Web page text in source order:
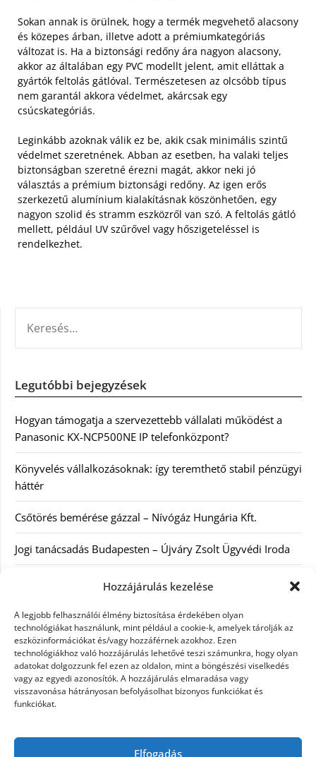
Hozzájárulás kezelése
A legjobb felhasználói élmény biztosítása érdekében olyan
technológiákat használunk, mint például a cookie-k, amelyek tárolják az
eszközinformációkat és/vagy hozzáférnek azokhoz. Ezen
technológiákhoz való hozzájárulás lehetővé teszi számunkra, hogy olyan
adatokat dolgozzunk fel ezen az oldalon, mint a böngészési viselkedés
vagy az egyedi azonosítók. A hozzájárulás elmaradása vagy
visszavonása hátrányosan befolyásolhat bizonyos funkciókat és
funkciókat.
Elfogadás
Sokan annak is örülnek, hogy a termék megvehető alacsony
és közepes árban, illetve adott a prémiumkategóriás
változat is. Ha a biztonsági redőny ára nagyon alacsony,
akkor az általában egy PVC modellt jelent, amit elláttak a
gyártók feltolás gátlóval. Természetesen az olcsóbb típus
nem garantál akkora védelmet, akárcsak egy
csúcskategóriás.
Leginkább azoknak válik ez be, akik csak minimális szintű
védelmet szeretnének. Abban az esetben, ha valaki teljes
biztonságban szeretné érezni magát, akkor neki jó
választás a prémium biztonsági redőny. Az igen erős
szerkezetű alumínium kialakításnak köszönhetően, egy
nagyon szolid és stramm eszközről van szó. A feltolás gátló
mellett, például UV szűrővel vagy hőszigeteléssel is
rendelkezhet.
Legutóbbi bejegyzések
Hogyan támogatja a szervezettebb vállalati működést a
Panasonic KX-NCP500NE IP telefonközpont?
Könyvelés vállalkozásoknak: így teremthető stabil pénzügyi
háttér
Csőtörés bemérése gázzal – Nívógáz Hungária Kft.
Jogi tanácsadás Budapesten – Újváry Zsolt Ügyvédi Iroda
Arckrémek – mit érdemes tudni az öregedés lassításáról és
Kategóriák
Egyéb kategória
Szolgáltatás
Szórakozás